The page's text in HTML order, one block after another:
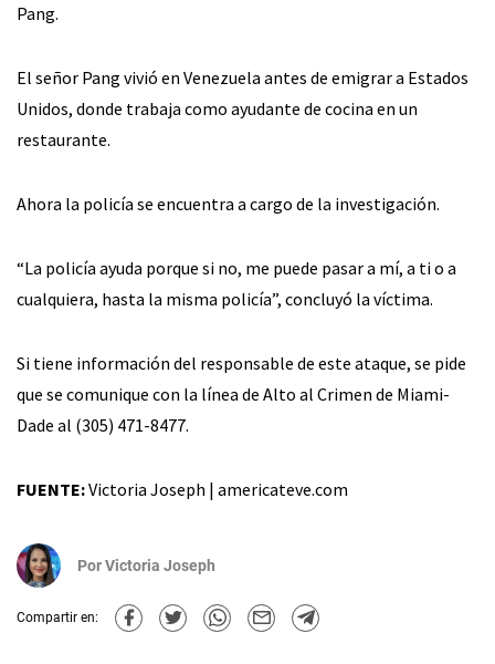
Pang.
El señor Pang vivió en Venezuela antes de emigrar a Estados
Unidos, donde trabaja como ayudante de cocina en un
restaurante.
Ahora la policía se encuentra a cargo de la investigación.
“La policía ayuda porque si no, me puede pasar a mí, a ti o a
cualquiera, hasta la misma policía”, concluyó la víctima.
Si tiene información del responsable de este ataque, se pide
que se comunique con la línea de Alto al Crimen de Miami-
Dade al (305) 471-8477.
FUENTE:Victoria Joseph | americateve.com
PorVictoria Joseph
Compartir en: